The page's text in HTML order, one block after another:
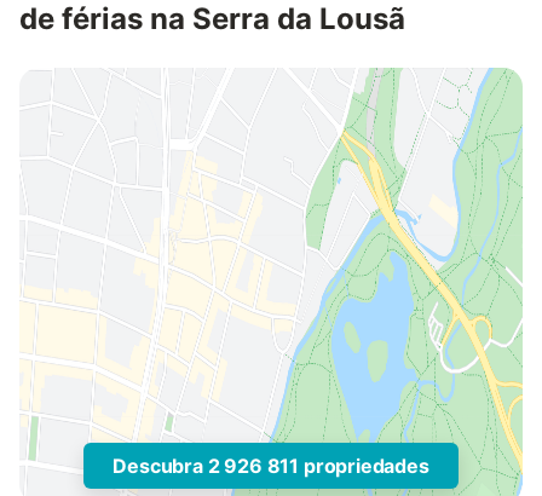
de férias na Serra da Lousã
Descubra 2 926 811 propriedades